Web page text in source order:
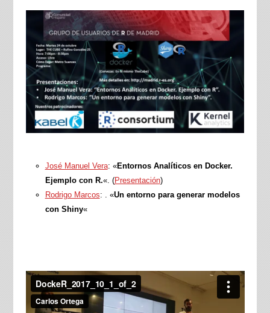
José Manuel Vera: «Entornos Analíticos en Docker.
Ejemplo con R.«. (Presentación)
Rodrigo Marcos: . «Un entorno para generar modelos
con Shiny«